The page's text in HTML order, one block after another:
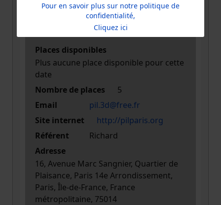
INFORMATION
Places disponibles
Plus aucune place disponible pour cette
date
Nombre de places
5
Email
pil.3d@free.fr
Site internet
http://pilparis.org
Référent
Richard
Adresse
16, Avenue Marc Sangnier, Quartier de
Plaisance, Paris 14e Arrondissement,
Paris, Île-de-France, France
métropolitaine, 75014
Pour en savoir plus sur notre politique de
confidentialité,
Cliquez ici